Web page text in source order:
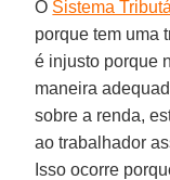
O Sistema
porque tem uma
é injusto porque
maneira
sobre a renda,
ao trabalhador
Isso ocorre